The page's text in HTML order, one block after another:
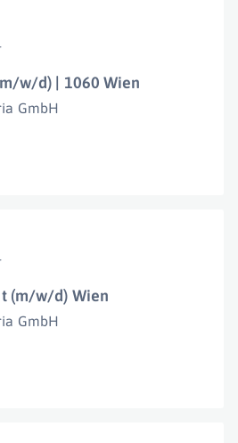
w/d) | 1060 Wien
GmbH
(m/w/d) Wien
GmbH